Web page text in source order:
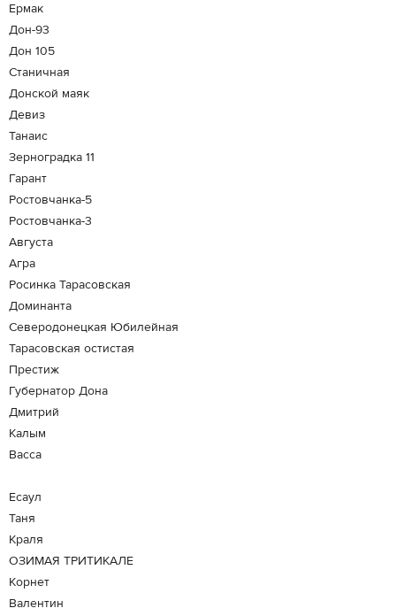
Ермак
Дон-93
Дон 105
Станичная
Донской маяк
Девиз
Танаис
Зерноградка 11
Гарант
Ростовчанка-5
Ростовчанка-3
Августа
Агра
Росинка Тарасовская
Доминанта
Северодонецкая Юбилейная
Тарасовская остистая
Престиж
Губернатор Дона
Дмитрий
Калым
Васса
Есаул
Таня
Краля
ОЗИМАЯ ТРИТИКАЛЕ
Корнет
Валентин